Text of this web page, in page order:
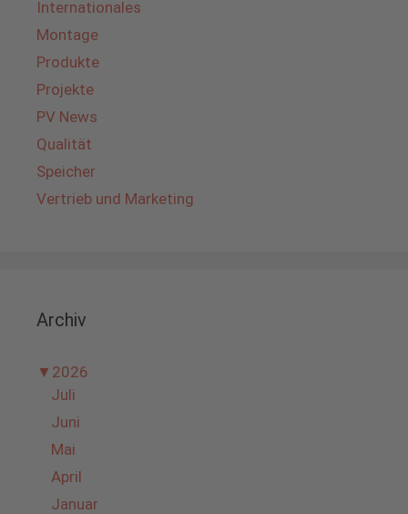
Internationales
Montage
Produkte
Projekte
PV News
Qualität
Speicher
Vertrieb und Marketing
Archiv
▼ 2026
Juli
Juni
Mai
April
Januar